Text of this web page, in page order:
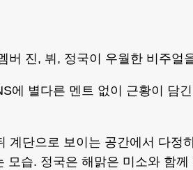
버 진, 뷔, 정국이 우월한 비주얼
에 별다른 멘트 없이 근황이 담
계단으로 보이는 공간에서 다정
모습. 정국은 해맑은 미소와 함께